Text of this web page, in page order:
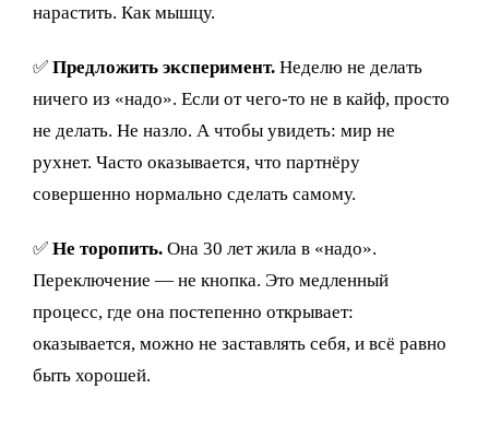
нарастить. Как мышцу.
✅Предложить эксперимент. Неделю не делать
ничего из «надо». Если от чего-то не в кайф, просто
не делать. Не назло. А чтобы увидеть: мир не
рухнет. Часто оказывается, что партнёру
совершенно нормально сделать самому.
✅Не торопить. Она 30 лет жила в «надо».
Переключение — не кнопка. Это медленный
процесс, где она постепенно открывает:
оказывается, можно не заставлять себя, и всё равно
быть хорошей.